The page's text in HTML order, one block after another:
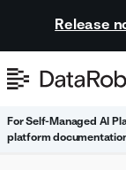
Release
For Self-Managed AI
platform